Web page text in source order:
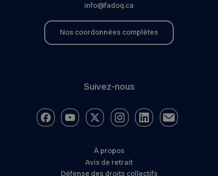
info@fadoq.ca
Nos coordonnées complètes
Suivez-nous
À propos
Avis de retrait
Défense des droits collectifs